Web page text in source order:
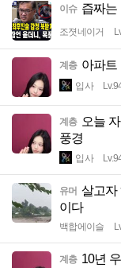
이슈 즙짜는
조졋네이거
계층 아파트
입사
계층 오늘
풍경
입사
유머 살고자
이다
백합에이슬
계층 10년